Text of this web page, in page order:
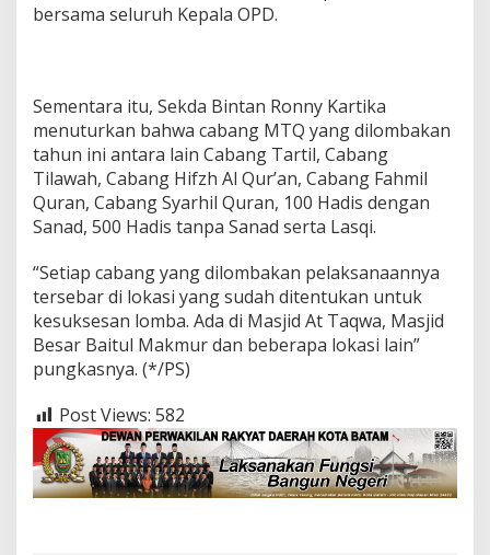
bersama seluruh Kepala OPD.
Sementara itu, Sekda Bintan Ronny Kartika
menuturkan bahwa cabang MTQ yang dilombakan
tahun ini antara lain Cabang Tartil, Cabang
Tilawah, Cabang Hifzh Al Qur’an, Cabang Fahmil
Quran, Cabang Syarhil Quran, 100 Hadis dengan
Sanad, 500 Hadis tanpa Sanad serta Lasqi.
“Setiap cabang yang dilombakan pelaksanaannya
tersebar di lokasi yang sudah ditentukan untuk
kesuksesan lomba. Ada di Masjid At Taqwa, Masjid
Besar Baitul Makmur dan beberapa lokasi lain”
pungkasnya. (*/PS)
Post Views: 582